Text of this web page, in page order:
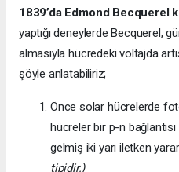
1839’da Edmond Becquerel
yaptığı deneylerde Becquerel,
almasıyla hücredeki voltajda
şöyle anlatabiliriz;
Önce solar hücrelerde
hücreler bir p-n
gelmiş iki yarı iletken
tipidir.)